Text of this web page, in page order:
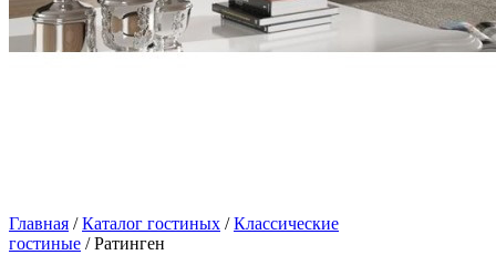
Главная /Каталог гостиных /Классические
гостиные / Ратинген